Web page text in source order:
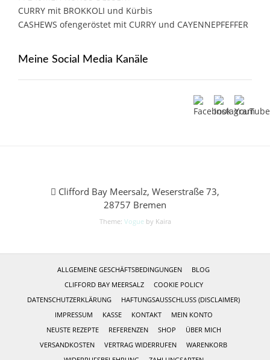
CURRY mit BROKKOLI und Kürbis
CASHEWS ofengeröstet mit CURRY und CAYENNEPFEFFER
Meine Social Media Kanäle
Clifford Bay Meersalz, Weserstraße 73,
28757 Bremen
Theme: Vogue by Kaira
ALLGEMEINE GESCHÄFTSBEDINGUNGEN
BLOG
CLIFFORD BAY MEERSALZ
COOKIE POLICY
DATENSCHUTZERKLÄRUNG
HAFTUNGSAUSSCHLUSS (DISCLAIMER)
IMPRESSUM
KASSE KONTAKT
MEIN KONTO
NEUSTE REZEPTE
REFERENZEN SHOP
ÜBER MICH
VERSANDKOSTEN
VERTRAG WIDERRUFEN
WARENKORB